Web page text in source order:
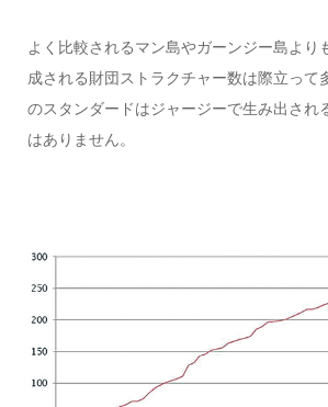
よく比較されるマン島やガーンジー島より
成される財団ストラクチャー数は際立って
のスタンダードはジャージーで生み出され
はありません。